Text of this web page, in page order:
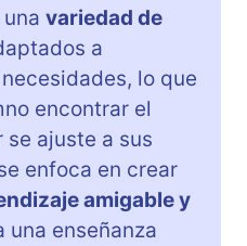
variedad de
a
lo que
encontrar el
ajuste a sus
enfoca en crear
amigable y
una enseñanza